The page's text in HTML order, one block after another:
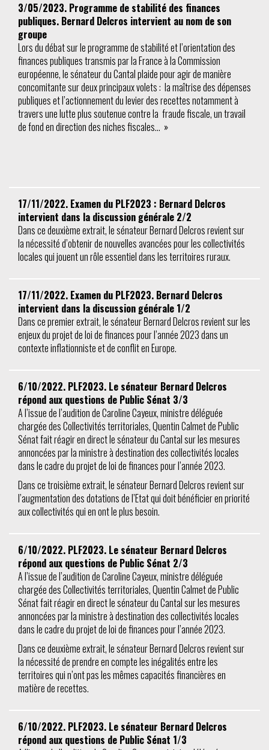
3/05/2023. Programme de stabilité des finances
publiques. Bernard Delcros intervient au nom de son
groupe
Lors du débat sur le programme de stabilité et l’orientation des
finances publiques transmis par la France à la Commission
européenne, le sénateur du Cantal plaide pour agir de manière
concomitante sur deux principaux volets : la maîtrise des dépenses
publiques et l’actionnement du levier des recettes notamment à
travers une lutte plus soutenue contre la fraude fiscale, un travail
de fond en direction des niches fiscales… »
17/11/2022. Examen du PLF2023 : Bernard Delcros
intervient dans la discussion générale 2/2
Dans ce deuxième extrait, le sénateur Bernard Delcros revient sur
la nécessité d’obtenir de nouvelles avancées pour les collectivités
locales qui jouent un rôle essentiel dans les territoires ruraux.
17/11/2022. Examen du PLF2023. Bernard Delcros
intervient dans la discussion générale 1/2
Dans ce premier extrait, le sénateur Bernard Delcros revient sur les
enjeux du projet de loi de finances pour l’année 2023 dans un
contexte inflationniste et de conflit en Europe.
6/10/2022. PLF2023. Le sénateur Bernard Delcros
répond aux questions de Public Sénat 3/3
A l’issue de l’audition de Caroline Cayeux, ministre déléguée
chargée des Collectivités territoriales, Quentin Calmet de Public
Sénat fait réagir en direct le sénateur du Cantal sur les mesures
annoncées par la ministre à destination des collectivités locales
dans le cadre du projet de loi de finances pour l’année 2023.
Dans ce troisième extrait, le sénateur Bernard Delcros revient sur
l’augmentation des dotations de l’Etat qui doit bénéficier en priorité
aux collectivités qui en ont le plus besoin.
6/10/2022. PLF2023. Le sénateur Bernard Delcros
répond aux questions de Public Sénat 2/3
A l’issue de l’audition de Caroline Cayeux, ministre déléguée
chargée des Collectivités territoriales, Quentin Calmet de Public
Sénat fait réagir en direct le sénateur du Cantal sur les mesures
annoncées par la ministre à destination des collectivités locales
dans le cadre du projet de loi de finances pour l’année 2023.
Dans ce deuxième extrait, le sénateur Bernard Delcros revient sur
la nécessité de prendre en compte les inégalités entre les
territoires qui n’ont pas les mêmes capacités financières en
matière de recettes.
6/10/2022. PLF2023. Le sénateur Bernard Delcros
répond aux questions de Public Sénat 1/3